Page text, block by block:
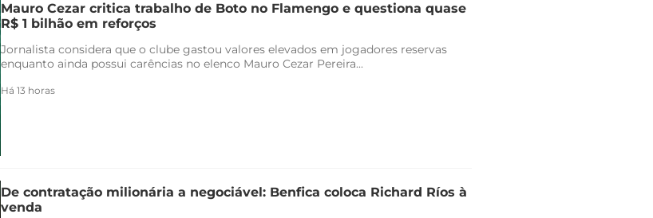
Mauro Cezar critica trabalho de Boto no Flamengo e questiona quase
R$ 1 bilhão em reforços
Jornalista considera que o clube gastou valores elevados em jogadores reservas
enquanto ainda possui carências no elenco Mauro Cezar Pereira...
Há 13 horas
De contratação milionária a negociável: Benfica coloca Richard Ríos à
venda